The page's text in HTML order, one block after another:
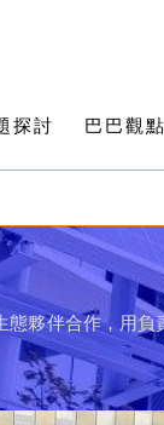
探討 巴巴觀點
夥伴合作，用負